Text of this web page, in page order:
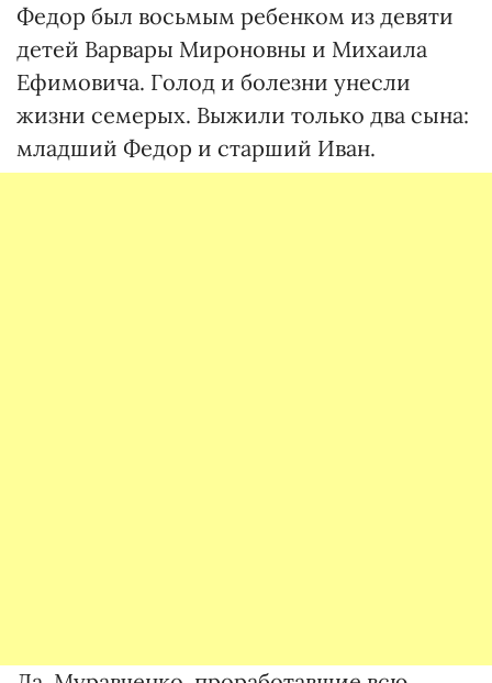
Федор был восьмым ребенком из девяти
детей Варвары Мироновны и Михаила
Ефимовича. Голод и болезни унесли
жизни семерых. Выжили только два сына:
младший Федор и старший Иван.